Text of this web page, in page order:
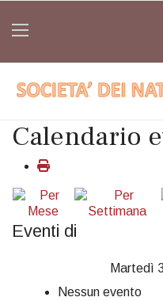
Calendario
Eventi di
Martedì
Nessun evento